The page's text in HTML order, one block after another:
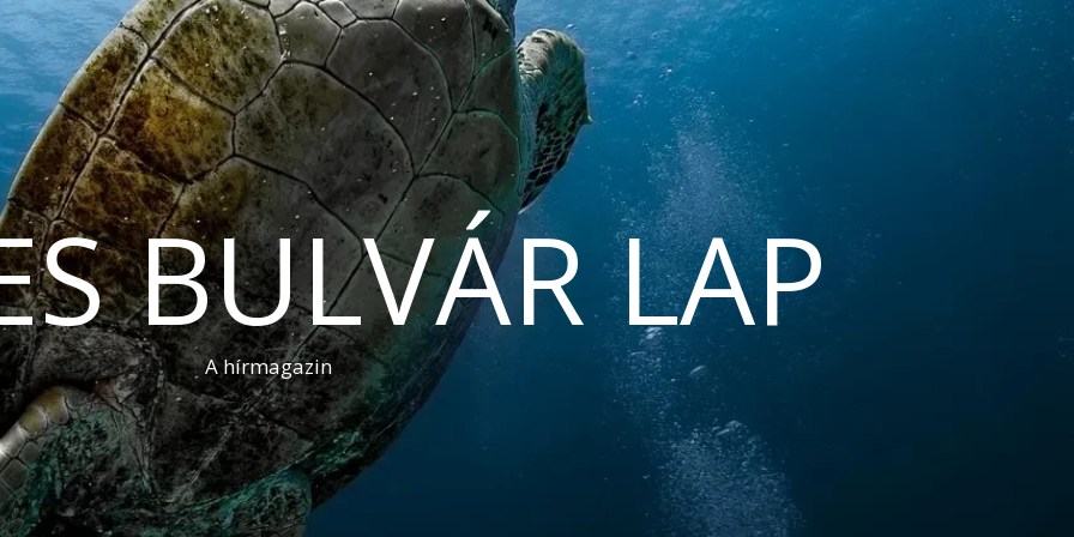
BULVÁR LAP
A hírmagazin